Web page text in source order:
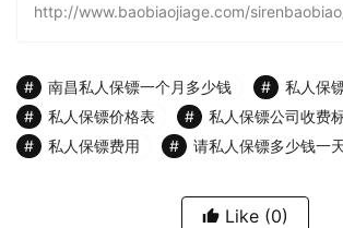
http://www.baobiaojiage.com/
南昌私人保镖一个月多少钱
私人保
私人保镖价格表
私人保镖公司收费
私人保镖费用
请私人保镖多少钱一
Like (0)